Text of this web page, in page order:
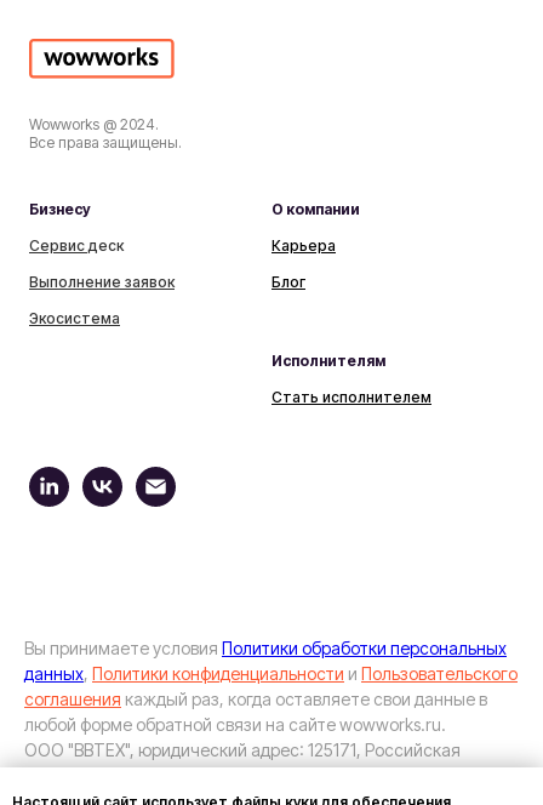
Wowworks @ 2024.
Все права защищены.
Бизнесу
Сервис деск
Выполнение заявок
Экосистема
О компании
Карьера
Блог
Исполнителям
Стать исполнителем
Вы принимаете условия Политики обработки персональных
данных, Политики конфиденциальности и Пользовательского
соглашения каждый раз, когда оставляете свои данные в
любой форме обратной связи на сайте wowworks.ru.
ООО "ВВТЕХ", юридический адрес: 125171, Российская